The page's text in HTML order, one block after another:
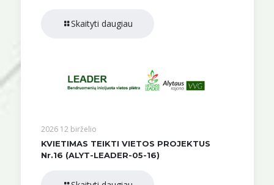
Skaityti daugiau
2026 12 birželio
KVIETIMAS TEIKTI VIETOS PROJEKTUS
Nr.16 (ALYT-LEADER-05-16)